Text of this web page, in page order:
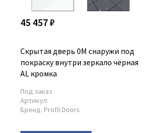
45 457 ₽
Скрытая дверь 0M снаружи под
покраску внутри зеркало чёрная
AL кромка
Под заказ
Артикул:
Бренд: Profil Doors